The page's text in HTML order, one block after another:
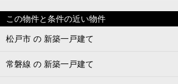
この物件と条件の近い物件
松戸市 の 新築一戸建て
常磐線 の 新築一戸建て